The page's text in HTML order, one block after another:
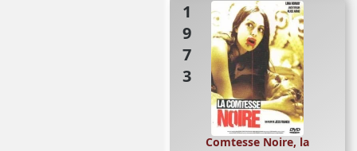
1973
Comtesse Noire, la